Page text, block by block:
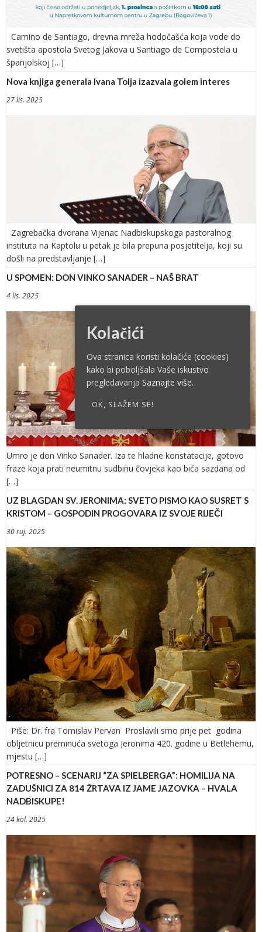
Camino de Santiago, drevna mreža hodočašća koja vode do
svetišta apostola Svetog Jakova u Santiago de Compostela u
španjolskoj […]
Nova knjiga generala Ivana Tolja izazvala golem interes
27 lis. 2025
Zagrebačka dvorana Vijenac Nadbiskupskoga pastoralnog
instituta na Kaptolu u petak je bila prepuna posjetitelja, koji su
došli na predstavljanje […]
U SPOMEN: DON VINKO SANADER – NAŠ BRAT
4 lis. 2025
Umro je don Vinko Sanader. Iza te hladne konstatacije, gotovo
fraze koja prati neumitnu sudbinu čovjeka kao bića sazdana od
[…]
UZ BLAGDAN SV. JERONIMA: SVETO PISMO KAO SUSRET S
KRISTOM – GOSPODIN PROGOVARA IZ SVOJE RIJEČI
30 ruj. 2025
Piše: Dr. fra Tomislav Pervan Proslavili smo prije pet godina
obljetnicu preminuća svetoga Jeronima 420. godine u Betlehemu,
mjestu […]
POTRESNO – SCENARIJ “ZA SPIELBERGA”: HOMILIJA NA
ZADUŠNICI ZA 814 ŽRTAVA IZ JAME JAZOVKA – HVALA
NADBISKUPE!
24 kol. 2025
Kolačići
Ova stranica koristi kolačiće (cookies)
kako bi poboljšala Vaše iskustvo
pregledavanja Saznajte više.
OK, SLAŽEM SE!